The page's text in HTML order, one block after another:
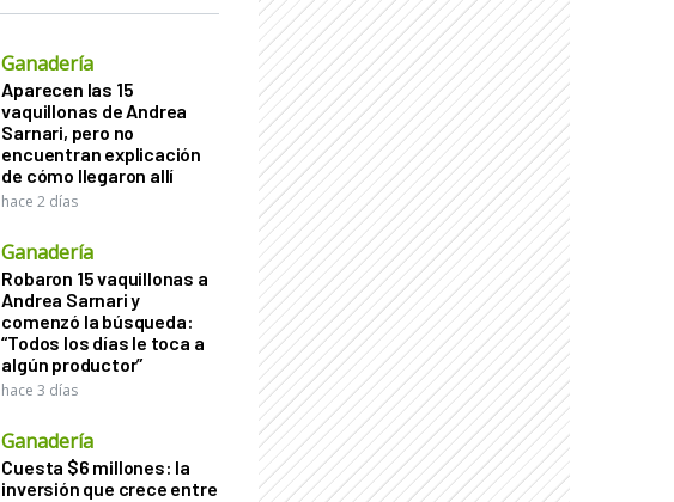
Ganadería
Aparecen las 15
vaquillonas de Andrea
Sarnari, pero no
encuentran explicación
de cómo llegaron allí
hace 2 días
Ganadería
Robaron 15 vaquillonas a
Andrea Sarnari y
comenzó la búsqueda:
“Todos los días le toca a
algún productor”
hace 3 días
Ganadería
Cuesta $6 millones: la
inversión que crece entre